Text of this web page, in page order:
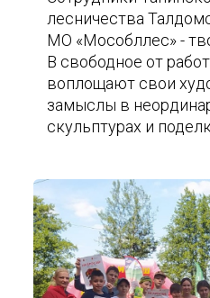
лесничества
МО «Мособллес» -
В свободное от
воплощают свои
замыслы в
скульптурах и